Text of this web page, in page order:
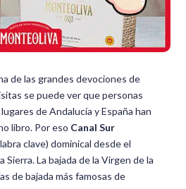
de las grandes devociones de
se puede ver que personas
de Andalucía y España han
libro. Por eso Canal Sur
clave) dominical desde el
Sierra. La bajada de la Virgen de la
de bajada más famosas de